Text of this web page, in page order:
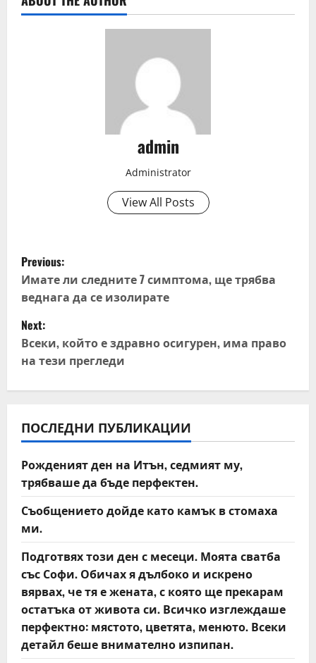
admin
Administrator
View All Posts
P
o
s
t
n
v
i
g
a
t
i
o
n
Previous:
Имате ли следните 7 симптома, ще трябва
веднага да се изолирате
Next:
Всеки, който е здравно осигурен, има право
на тези прегледи
ПОСЛЕДНИ ПУБЛИКАЦИИ
Рожденият ден на Итън, седмият му,
трябваше да бъде перфектен.
Съобщението дойде като камък в стомаха
ми.
Подготвях този ден с месеци. Моята сватба
със Софи. Обичах я дълбоко и искрено
вярвах, че тя е жената, с която ще прекарам
остатъка от живота си. Всичко изглеждаше
перфектно: мястото, цветята, менюто. Всеки
детайл беше внимателно изпипан.